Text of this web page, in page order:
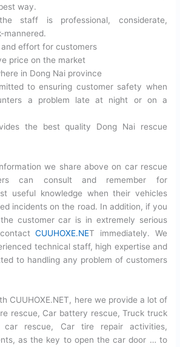
way.
staff is professional, considerate,
mannered.
effort for customers
price on the market
in Dong Nai province
to ensuring customer safety when
a problem late at night or on a
the best quality Dong Nai rescue
we share above on car rescue
can consult and remember for
useful knowledge when their vehicles
incidents on the road. In addition, if you
customer car is in extremely serious
contactCUUHOXE.NET immediately. We
technical staff, high expertise and
to handling any problem of customers
CUUHOXE.NET, here we provide a lot of
rescue, Car battery rescue, Truck truck
car rescue, Car tire repair activities,
as the key to open the car door … to